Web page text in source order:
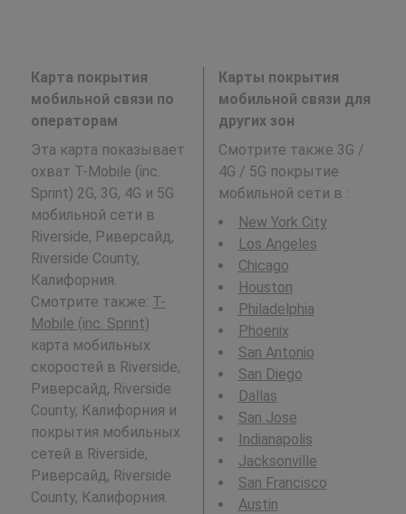
Карта покрытия
мобильной связи по
операторам
Эта карта показывает
охват T-Mobile (inc.
Sprint) 2G, 3G, 4G и 5G
мобильной сети в
Riverside, Риверсайд,
Riverside County,
Калифорния.
Смотрите также: T-
Mobile (inc. Sprint)
карта мобильных
скоростей в Riverside,
Риверсайд, Riverside
County, Калифорния и
покрытия мобильных
сетей в Riverside,
Риверсайд, Riverside
County, Калифорния.
Карты покрытия
мобильной связи для
других зон
Смотрите также 3G /
4G / 5G покрытие
мобильной сети в :
New York City
Los Angeles
Chicago
Houston
Philadelphia
Phoenix
San Antonio
San Diego
Dallas
San Jose
Indianapolis
Jacksonville
San Francisco
Austin